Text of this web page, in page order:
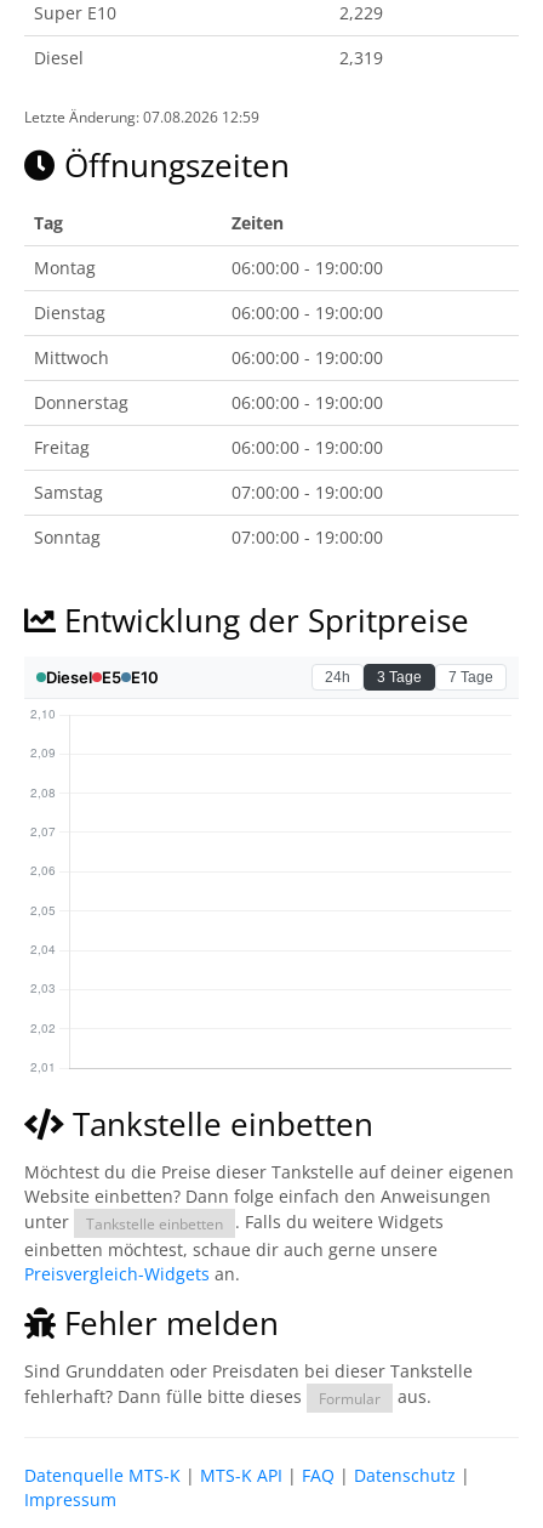
Super E10
2,229
Diesel
2,319
Letzte Änderung: 07.08.2026 12:59
Öffnungszeiten
Tag
Zeiten
Montag
06:00:00 - 19:00:00
Dienstag
06:00:00 - 19:00:00
Mittwoch
06:00:00 - 19:00:00
Donnerstag
06:00:00 - 19:00:00
Freitag
06:00:00 - 19:00:00
Samstag
07:00:00 - 19:00:00
Sonntag
07:00:00 - 19:00:00
Entwicklung der Spritpreise
Tankstelle einbetten
Möchtest du die Preise dieser Tankstelle auf deiner eigenen
Website einbetten? Dann folge einfach den Anweisungen
unter
Tankstelle einbetten
. Falls du weitere Widgets
einbetten möchtest, schaue dir auch gerne unsere
Preisvergleich-Widgets an.
Fehler melden
Sind Grunddaten oder Preisdaten bei dieser Tankstelle
fehlerhaft? Dann fülle bitte dieses
Formular aus.
Datenquelle MTS-K | MTS-K API | FAQ | Datenschutz |
Impressum